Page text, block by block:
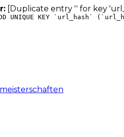
[Duplicate entry '' for key
UNIQUE KEY `url_hash`